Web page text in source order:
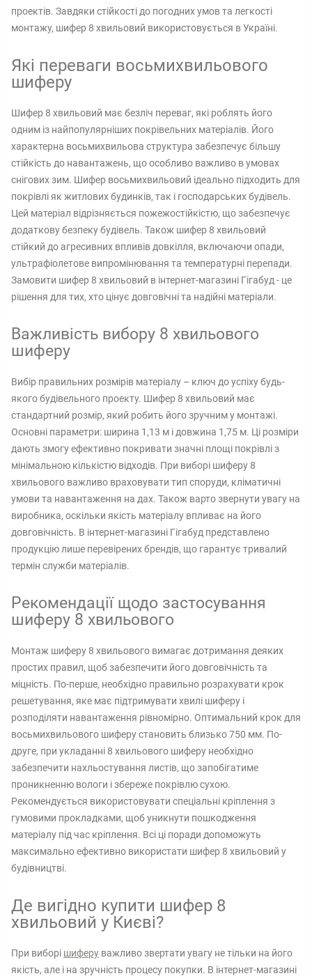
проектів. Завдяки стійкості до погодних умов та легкості
монтажу, шифер 8 хвильовий використовується в Україні.
Які переваги восьмихвильового
шиферу
Шифер 8 хвильовий має безліч переваг, які роблять його
одним із найпопулярніших покрівельних матеріалів. Його
характерна восьмихвильова структура забезпечує більшу
стійкість до навантажень, що особливо важливо в умовах
снігових зим. Шифер восьмихвильовий ідеально підходить для
покрівлі як житлових будинків, так і господарських будівель.
Цей матеріал відрізняється пожежостійкістю, що забезпечує
додаткову безпеку будівель. Також шифер 8 хвильовий
стійкий до агресивних впливів довкілля, включаючи опади,
ультрафіолетове випромінювання та температурні перепади.
Замовити шифер 8 хвильовий в інтернет-магазині Гігабуд - це
рішення для тих, хто цінує довговічні та надійні матеріали.
Важливість вибору 8 хвильового
шиферу
Вибір правильних розмірів матеріалу – ключ до успіху будь-
якого будівельного проекту. Шифер 8 хвильовий має
стандартний розмір, який робить його зручним у монтажі.
Основні параметри: ширина 1,13 м і довжина 1,75 м. Ці розміри
дають змогу ефективно покривати значні площі покрівлі з
мінімальною кількістю відходів. При виборі шиферу 8
хвильового важливо враховувати тип споруди, кліматичні
умови та навантаження на дах. Також варто звернути увагу на
виробника, оскільки якість матеріалу впливає на його
довговічність. В інтернет-магазині Гігабуд представлено
продукцію лише перевірених брендів, що гарантує тривалий
термін служби матеріалів.
Рекомендації щодо застосування
шиферу 8 хвильового
Монтаж шиферу 8 хвильового вимагає дотримання деяких
простих правил, щоб забезпечити його довговічність та
міцність. По-перше, необхідно правильно розрахувати крок
решетування, яке має підтримувати хвилі шиферу і
розподіляти навантаження рівномірно. Оптимальний крок для
восьмихвильового шиферу становить близько 750 мм. По-
друге, при укладанні 8 хвильового шиферу необхідно
забезпечити нахльостування листів, що запобігатиме
проникненню вологи і збереже покрівлю сухою.
Рекомендується використовувати спеціальні кріплення з
гумовими прокладками, щоб уникнути пошкодження
матеріалу під час кріплення. Всі ці поради допоможуть
максимально ефективно використати шифер 8 хвильовий у
будівництві.
Де вигідно купити шифер 8
хвильовий у Києві?
При виборі шиферу важливо звертати увагу не тільки на його
якість, але і на зручність процесу покупки. В інтернет-магазині